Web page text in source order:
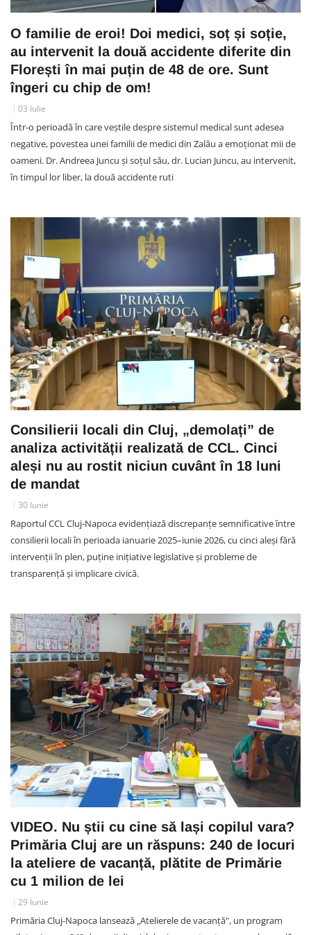
O familie de eroi! Doi medici, soț și soție,
au intervenit la două accidente diferite din
Florești în mai puțin de 48 de ore. Sunt
îngeri cu chip de om!
03 Iulie
Într-o perioadă în care veștile despre sistemul medical sunt adesea
negative, povestea unei familii de medici din Zalău a emoționat mii de
oameni. Dr. Andreea Juncu și soțul său, dr. Lucian Juncu, au intervenit,
în timpul lor liber, la două accidente ruti
Consilierii locali din Cluj, „demolați” de
analiza activității realizată de CCL. Cinci
aleși nu au rostit niciun cuvânt în 18 luni
de mandat
30 Iunie
Raportul CCL Cluj-Napoca evidențiază discrepanțe semnificative între
consilierii locali în perioada ianuarie 2025–iunie 2026, cu cinci aleși fără
intervenții în plen, puține inițiative legislative și probleme de
transparență și implicare civică.
VIDEO. Nu știi cu cine să lași copilul vara?
Primăria Cluj are un răspuns: 240 de locuri
la ateliere de vacanță, plătite de Primărie
cu 1 milion de lei
29 Iunie
Primăria Cluj-Napoca lansează „Atelierele de vacanță", un program